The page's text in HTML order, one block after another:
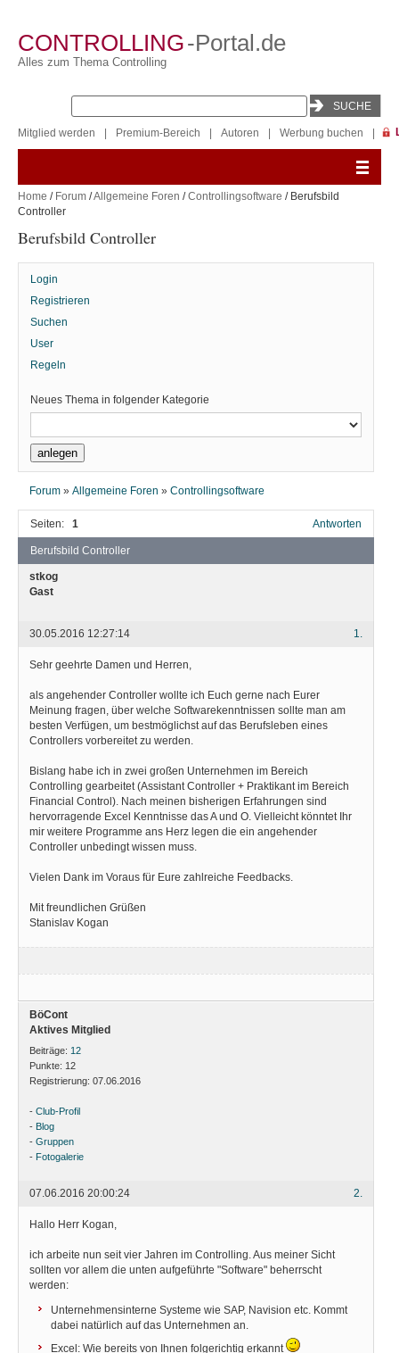
CONTROLLING-Portal.de
Alles zum Thema Controlling
Mitglied werden Premium-Bereich Autoren Werbung buchen
Home / Forum /Allgemeine Foren /Controllingsoftware / Berufsbild
Controller
Berufsbild Controller
Login
Registrieren
Suchen
User
Regeln
Neues Thema in folgender Kategorie
Forum »Allgemeine Foren »Controllingsoftware
Seiten: 1 Antworten
Berufsbild Controller
stkog
Gast
1.
30.05.2016 12:27:14
Sehr geehrte Damen und Herren,
als angehender Controller wollte ich Euch gerne nach Eurer
Meinung fragen, über welche Softwarekenntnissen sollte man am
besten Verfügen, um bestmöglichst auf das Berufsleben eines
Controllers vorbereitet zu werden.
Bislang habe ich in zwei großen Unternehmen im Bereich
Controlling gearbeitet (Assistant Controller + Praktikant im Bereich
Financial Control). Nach meinen bisherigen Erfahrungen sind
hervorragende Excel Kenntnisse das A und O. Vielleicht könntet Ihr
mir weitere Programme ans Herz legen die ein angehender
Controller unbedingt wissen muss.
Vielen Dank im Voraus für Eure zahlreiche Feedbacks.
Mit freundlichen Grüßen
Stanislav Kogan
BöCont
Aktives Mitglied
Beiträge: 12
Punkte: 12
Registrierung: 07.06.2016
- Club-Profil
- Blog
- Gruppen
- Fotogalerie
2.
07.06.2016 20:00:24
Hallo Herr Kogan,
ich arbeite nun seit vier Jahren im Controlling. Aus meiner Sicht
sollten vor allem die unten aufgeführte "Software" beherrscht
werden:
Unternehmensinterne Systeme wie SAP, Navision etc. Kommt
dabei natürlich auf das Unternehmen an.
Excel: Wie bereits von Ihnen folgerichtig erkannt